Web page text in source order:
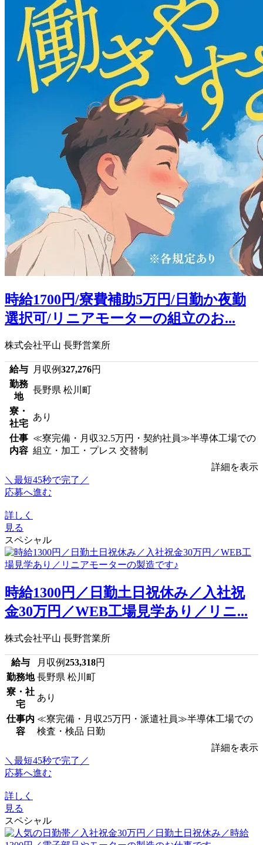
時給1700円/寮費補助5万円/日勤か夜勤
選択可/リニアモーターの組立のお...
株式会社平山 長野営業所
給与 月収例327,276円
勤務
地
長野県 松川町
寮・
社宅
あり
仕事
内容
≪寮完備・月収32.5万円・契約社員≫半導体工場での
組立・加工・プレス 交替制
詳細を表示
＼最短45秒で完了／
応募へ進む
詳しく
見る
スペシャル
時給1300円／日勤土日祝休み／入社祝
金30万円／WEB工場見学あり／リニ...
株式会社平山 長野営業所
給与 月収例253,318円
勤務地 長野県 松川町
寮・社
宅
あり
仕事内
容
≪寮完備・月収25万円・派遣社員≫半導体工場での
検査・検品 日勤
詳細を表示
＼最短45秒で完了／
応募へ進む
詳しく
見る
スペシャル